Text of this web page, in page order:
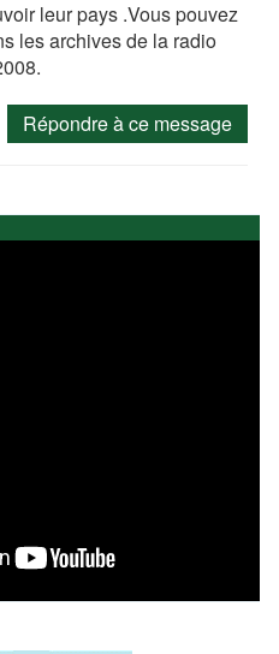
leur pays .Vous pouvez
les archives de la radio
Répondre à ce message